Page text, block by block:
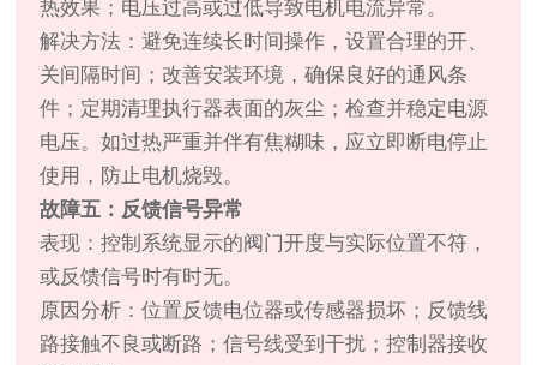
热效果；电压过高或过低导致电机电流异常。
解决方法：避免连续长时间操作，设置合理的开、
关间隔时间；改善安装环境，确保良好的通风条
件；定期清理执行器表面的灰尘；检查并稳定电源
电压。如过热严重并伴有焦糊味，应立即断电停止
使用，防止电机烧毁。
故障五：反馈信号异常
表现：控制系统显示的阀门开度与实际位置不符，
或反馈信号时有时无。
原因分析：位置反馈电位器或传感器损坏；反馈线
路接触不良或断路；信号线受到干扰；控制器接收